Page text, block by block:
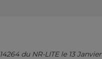
du NR-LITE le 13 Janvier